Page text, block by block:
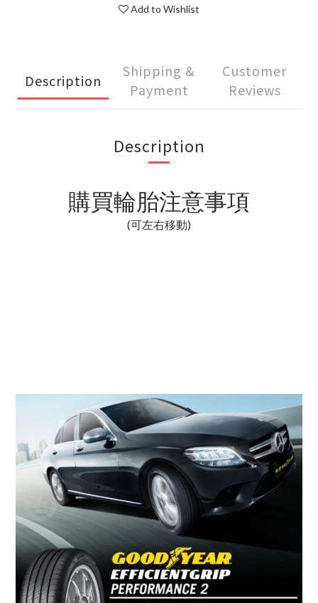
Add to Wishlist
Description
Shipping &
Payment
Customer
Reviews
Description
購買輪胎注意事項
(可左右移動)